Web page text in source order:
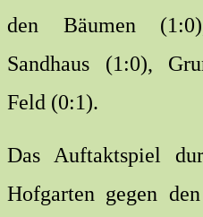
den Bäumen
Sandhaus (1:0),
Feld (0:1).
Das Auftaktspiel
Hofgarten gegen